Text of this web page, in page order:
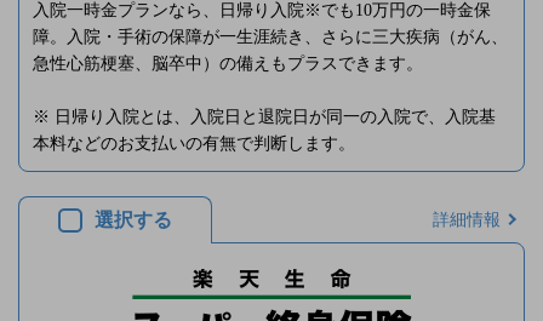
入院一時金プランなら、日帰り入院※でも10万円の一時金保
障。入院・手術の保障が一生涯続き、さらに三大疾病（がん、
急性心筋梗塞、脳卒中）の備えもプラスできます。
※ 日帰り入院とは、入院日と退院日が同一の入院で、入院基
本料などのお支払いの有無で判断します。
選択する 詳細情報